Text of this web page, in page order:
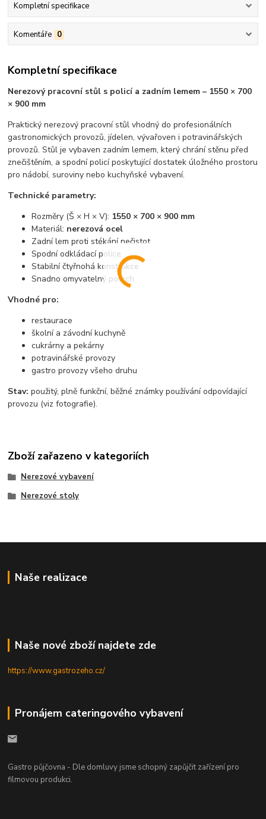
Kompletní specifikace
Komentáře 0
Kompletní specifikace
Nerezový pracovní stůl s policí a zadním lemem – 1550 × 700
× 900 mm
Praktický nerezový pracovní stůl vhodný do profesionálních
gastronomických provozů, jídelen, vývařoven i potravinářských
provozů. Stůl je vybaven zadním lemem, který chrání stěnu před
znečištěním, a spodní policí poskytující dostatek úložného prostoru
pro nádobí, suroviny nebo kuchyňské vybavení.
Technické parametry:
Rozměry (Š × H × V): 1550 × 700 × 900 mm
Materiál: nerezová ocel
Zadní lem proti stékání nečistot
Spodní odkládací police
Stabilní čtyřnohá konstrukce
Snadno omyvatelný povrch
Vhodné pro:
restaurace
školní a závodní kuchyně
cukrárny a pekárny
potravinářské provozy
gastro provozy všeho druhu
Stav: použitý, plně funkční, běžné známky používání odpovídající
provozu (viz fotografie).
Zboží zařazeno v kategoriích
Nerezové vybavení
Nerezové stoly
Naše realizace
Naše nové zboží najdete zde
https://www.gastrozeho.cz/
Pronájem cateringového vybavení
Gastro půjčovna - Dle domluvy jsme schopný zapůjčit zařízení pro
filmovou produkci.